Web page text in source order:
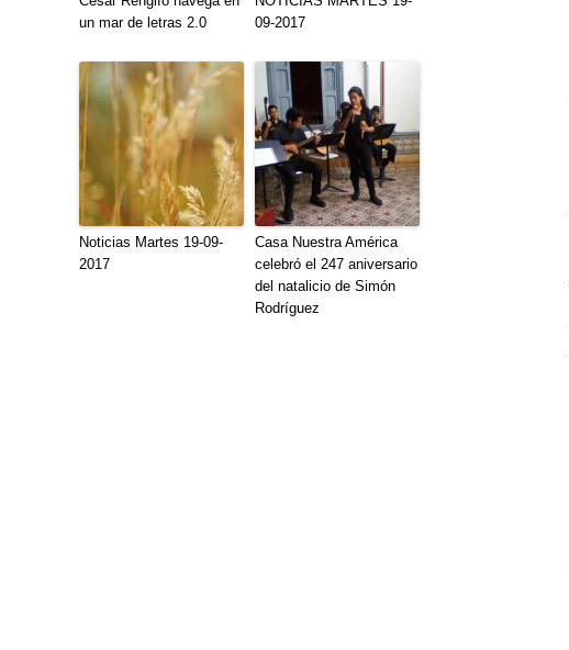
un mar de letras 2.0
09-2017
Noticias Martes 19-09-
2017
Casa Nuestra América
celebró el 247 aniversario
del natalicio de Simón
Rodríguez